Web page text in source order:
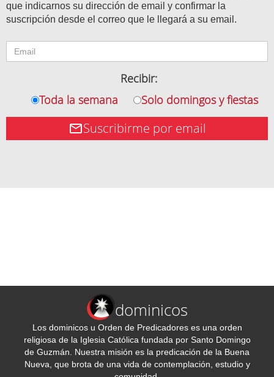
que indicarnos su dirección de email y confirmar la
suscripción desde el correo que le llegará a su email.
Recibir:
Toda la semana
Solo domingos y fiestas
Suscribirme por email
dominicos
Los dominicos u Orden de Predicadores es una orden
religiosa de la Iglesia Católica fundada por Santo Domingo
de Guzmán. Nuestra misión es la predicación de la Buena
Nueva, que brota de una vida de contemplación, estudio y